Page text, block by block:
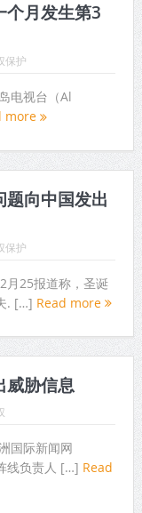
个月发生第3
保护
电视台（Al
more
向中国发出
保护
月25报道称，圣诞
. […] Read more
威胁信息
国际新闻网
线负责人 […] Read